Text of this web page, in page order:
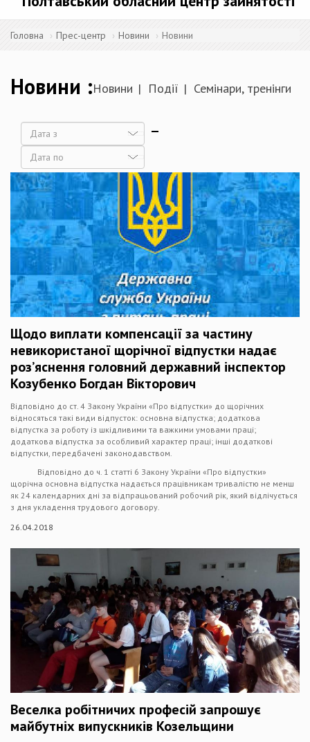
Головна Прес-центр Новини Новини
Новини Новини Події Семінари, тренінги
Дата
Дата
Щодо виплати компенсації за частину
невикористаної щорічної відпустки надає
роз’яснення головний державний інспектор
Козубенко Богдан Вікторович
Відповідно до ст. 4 Закону України «Про відпустки» до щорічних
відносяться такі види відпусток: основна відпустка; додаткова
відпустка за роботу із шкідливими та важкими умовами праці;
додаткова відпустка за особливий характер праці; інші додаткові
відпустки, передбачені законодавством.
Відповідно до ч. 1 статті 6 Закону України «Про відпустки»
щорічна основна відпустка надається працівникам тривалістю не менш
як 24 календарних дні за відпрацьований робочий рік, який відлічується
з дня укладення трудового договору.
26.04.2018
Веселка робітничих професій запрошує
майбутніх випускників Козельщини